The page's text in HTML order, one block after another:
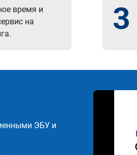
время и
на
3
ЭБУ и